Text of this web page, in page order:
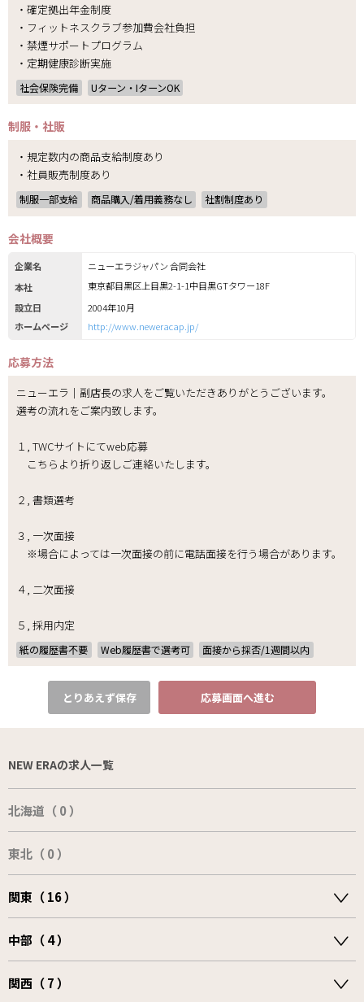
・確定拠出年金制度
・フィットネスクラブ参加費会社負担
・禁煙サポートプログラム
・定期健康診断実施
社会保険完備 Uターン・IターンOK
制服・社販
・規定数内の商品支給制度あり
・社員販売制度あり
制服一部支給 商品購入/着用義務なし 社割制度あり
会社概要
企業名
ニューエラジャパン 合同会社
本社
東京都目黒区上目黒2-1-1中目黒GTタワー18F
設立日
2004年10月
ホームページ
http://www.neweracap.jp/
応募方法
ニューエラ｜副店長の求人をご覧いただきありがとうございます。
選考の流れをご案内致します。
１, TWCサイトにてweb応募
こちらより折り返しご連絡いたします。
２, 書類選考
３, 一次面接
※場合によっては一次面接の前に電話面接を行う場合があります。
４, 二次面接
５, 採用内定
紙の履歴書不要 Web履歴書で選考可 面接から採否/1週間以内
とりあえず保存 応募画面へ進む
NEW ERAの求人一覧
北海道（ 0 ）
東北（ 0 ）
関東（ 16 ）
中部（ 4 ）
関西（ 7 ）